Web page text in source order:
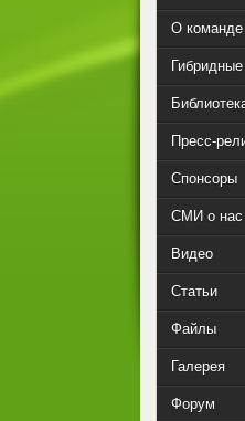
О команде
Пресс-
Спонсоры
СМИ о нас
Видео
Статьи
Файлы
Галерея
Форум